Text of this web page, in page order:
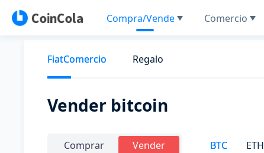
Compra/Vende Comercio
FiatComercio Regalo
Vender bitcoin
Comprar Vender BTC ETH